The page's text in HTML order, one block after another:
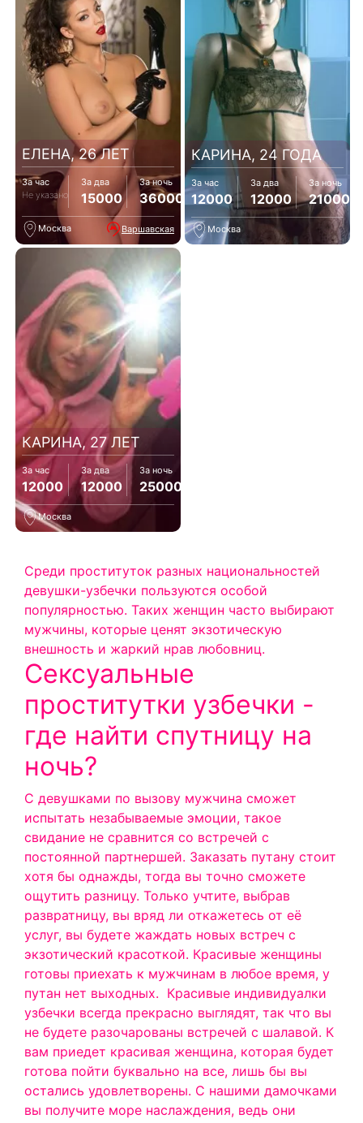
ЕЛЕНА, 26 ЛЕТ
За час
Не указано
За два
15000
За ночь
36000
Москва Варшавская
КАРИНА, 24 ГОДА
За час
12000
За два
12000
За ночь
21000
Москва
КАРИНА, 27 ЛЕТ
За час
12000
За два
12000
За ночь
25000
Москва
Среди проституток разных национальностей
девушки-узбечки пользуются особой
популярностью. Таких женщин часто выбирают
мужчины, которые ценят экзотическую
внешность и жаркий нрав любовниц.
Сексуальные
проститутки узбечки -
где найти спутницу на
ночь?
С девушками по вызову мужчина сможет
испытать незабываемые эмоции, такое
свидание не сравнится со встречей с
постоянной партнершей. Заказать путану стоит
хотя бы однажды, тогда вы точно сможете
ощутить разницу. Только учтите, выбрав
развратницу, вы вряд ли откажетесь от её
услуг, вы будете жаждать новых встреч с
экзотический красоткой. Красивые женщины
готовы приехать к мужчинам в любое время, у
путан нет выходных. Красивые индивидуалки
узбечки всегда прекрасно выглядят, так что вы
не будете разочарованы встречей с шалавой. К
вам приедет красивая женщина, которая будет
готова пойти буквально на все, лишь бы вы
остались удовлетворены. С нашими дамочками
вы получите море наслаждения, ведь они